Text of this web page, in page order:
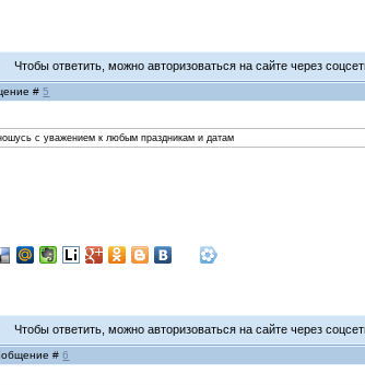
Чтобы ответить, можно авторизоваться на сайте через
#5
с уважением к любым праздникам и датам
Чтобы ответить, можно авторизоваться на сайте через
#6